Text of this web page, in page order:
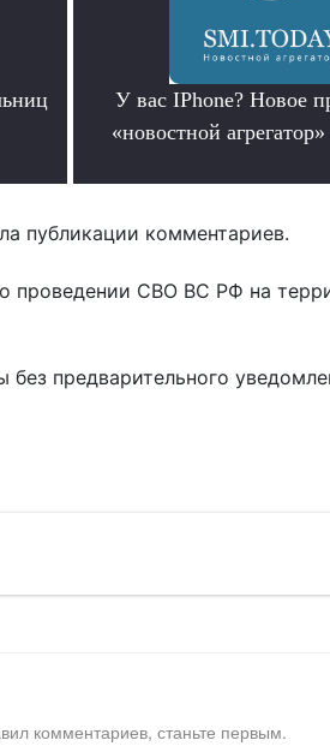
У вас IPhone? Новое
«новостной
публикации комментариев.
о проведении СВО ВС РФ на
предварительного
комментариев, станьте первым.